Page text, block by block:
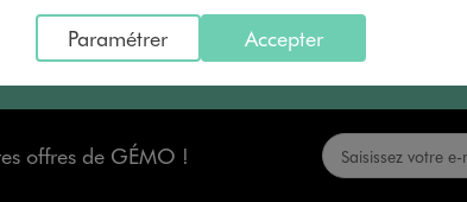
offres de GÉMO !
Accepter
Paramétrer